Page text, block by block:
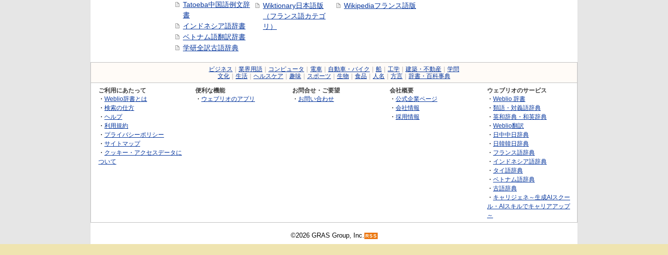
Tatoeba中国語例文辞
書
インドネシア語辞書
ベトナム語翻訳辞書
学研全訳古語辞典
Wiktionary日本語版
（フランス語カテゴ
リ）
Wikipediaフランス語版
ビジネス 業界用語 コンピュータ 電車 自動車・バイク 船 工学 建築・不動産
学問
文化
生活 ヘルスケア 趣味 スポーツ 生物 食品 人名 方言 辞書・百科事典
ご利用にあたって
・ Weblio辞書とは
・ 検索の仕方
・ ヘルプ
・ 利用規約
・ プライバシーポリシー
・ サイトマップ
・ クッキー・アクセスデータに
ついて
便利な機能
・ ウェブリオのアプリ
お問合せ・ご要望
・ お問い合わせ
会社概要
・ 公式企業ページ
・ 会社情報
・ 採用情報
ウェブリオのサービス
・ Weblio 辞書
・ 類語・対義語辞典
・ 英和辞典・和英辞典
・ Weblio翻訳
・ 日中中日辞典
・ 日韓韓日辞典
・ フランス語辞典
・ インドネシア語辞典
・ タイ語辞典
・ ベトナム語辞典
・ 古語辞典
・ キャリジェネ～生成AIスクー
ル・AIスキルでキャリアアップ
～
©2026 GRAS Group, Inc. RSS